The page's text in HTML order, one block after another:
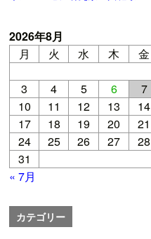
2026年8月
月
火 水 木 金
3
4 5 6 7
10
11 12 13 14
17
18 19 20 21
24
25 26 27 28
31
« 7月
カテゴリー